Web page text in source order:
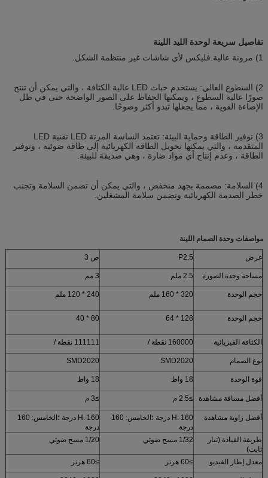
تفاصيل سريعة لوحدة الليد اللينة
1) مرونة عالية.فليكس لأي شاشات غير منتظمة الشكل.
2) السطوع العالي: يستخدم حبات LED عالية الكثافة ، والتي يمكن أن تنتج
صورًا عالية السطوع ، ويمكنها الحفاظ على الصور الواضحة حتى في ظل
الإضاءة القوية ، مما يجعلها تبدو أكثر وضوحًا.
3) توفير الطاقة وحماية البيئة: تعتمد الشاشة المرنة LED تقنية LED
المتقدمة ، والتي يمكنها تحويل الطاقة الكهربائية إلى طاقة ضوئية ، وتوفير
الطاقة ، وعدم إنتاج أي مواد ضارة ، وهي صديقة للبيئة.
4) السلامة: مصممة بجهد منخفض ، والتي يمكن أن تضمن السلامة وتجنب
خطر الصدمة الكهربائية وتضمن سلامة المشغلين.
مواصفات وحدة الصمام اللينة
غرض P2.5 ص 3
مساحة وحدة الصورة 2.5 ملم 3 مم
حجم الوحدة 320 * 160 ملم 240 * 120 ملم
حجم الوحدة 128 * 64
80 * 40
الكثافة الفيزيائية 160000 نقطة / 111111 نقطة /
نوع الصمام SMD2020
SMD2020
قوة الوحدة 18 واط 18 واط
أفضل مسافة مشاهدة ≥2.5 م ≥3 م
أفضل زاوية مشاهدة
H: 160 درجة ؛الخامس: 160
درجة
H: 160 درجة ؛الخامس: 160
درجة
طريقة القيادة (تيار
ثابت)
1/32 مسح ضوئي 1/20 مسح ضوئي
معدل إطار الفيديو ≥60 هرتز ≥60 هرتز